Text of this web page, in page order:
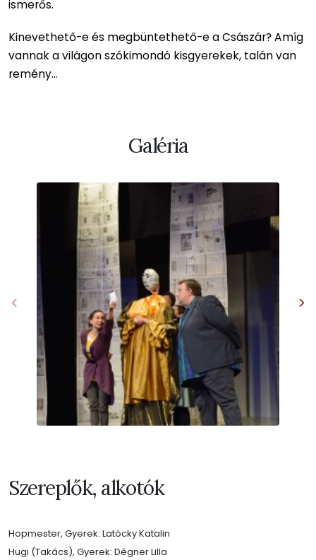
ismerős.
Kinevethető-e és megbüntethető-e a Császár? Amíg
vannak a világon szókimondó kisgyerekek, talán van
remény…
Galéria
Szereplők, alkotók
Hopmester, Gyerek: Latócky Katalin
Hugi (Takács), Gyerek: Dégner Lilla